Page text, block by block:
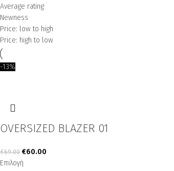
Average rating
Newness
Price: low to high
Price: high to low
-13%
OVERSIZED BLAZER 01
€69.00 €60.00
Επιλογή